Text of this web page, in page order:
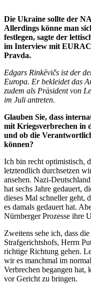
Die Ukraine sollte der
Allerdings könne man
festlegen, sagte der
im Interview mit
Pravda.
Edgars Rinkēvičs ist der
Europa. Er bekleidet das
zudem als Präsident von
im Juli antreten.
Glauben Sie, dass
mit Kriegsverbrechen in
und ob die
können?
Ich bin recht optimistisch,
letztendlich durchsetzen
ansehen. Nazi-
hat sechs Jahre gedauert,
dieses Mal schneller geht,
es damals gedauert hat.
Nürnberger Prozesse ihre
Zweitens sehe ich, dass
Strafgerichtshofs, Herrn
richtige Richtung gehen.
wir es manchmal im
Verbrechen begangen hat,
vor Gericht zu bringen.